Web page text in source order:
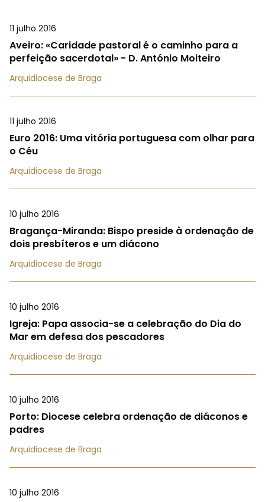
11 julho 2016
Aveiro: «Caridade pastoral é o caminho para a
perfeição sacerdotal» - D. António Moiteiro
Arquidiocese de Braga
11 julho 2016
Euro 2016: Uma vitória portuguesa com olhar para
o Céu
Arquidiocese de Braga
10 julho 2016
Bragança-Miranda: Bispo preside à ordenação de
dois presbíteros e um diácono
Arquidiocese de Braga
10 julho 2016
Igreja: Papa associa-se a celebração do Dia do
Mar em defesa dos pescadores
Arquidiocese de Braga
10 julho 2016
Porto: Diocese celebra ordenação de diáconos e
padres
Arquidiocese de Braga
10 julho 2016